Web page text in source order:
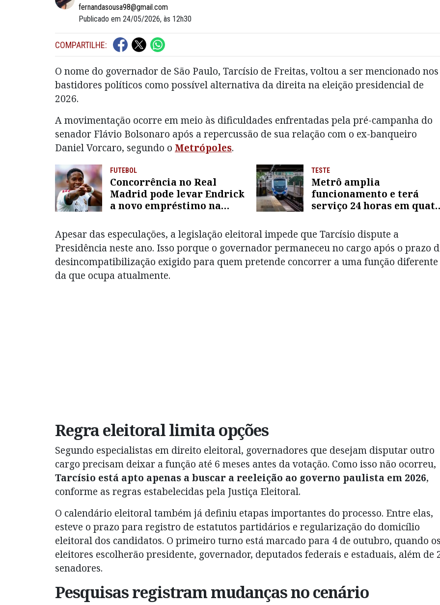
fernandasousa98@gmail.com
Publicado em 24/05/2026, às 12h30
COMPARTILHE:
O nome do governador de São Paulo, Tarcísio de Freitas, voltou a ser mencionado nos
bastidores políticos como possível alternativa da direita na eleição presidencial de
2026.
A movimentação ocorre em meio às dificuldades enfrentadas pela pré-campanha do
senador Flávio Bolsonaro após a repercussão de sua relação com o ex-banqueiro
Daniel Vorcaro, segundo o Metrópoles.
FUTEBOL
Concorrência no Real
Madrid pode levar Endrick
a novo empréstimo na
TESTE
Metrô amplia
funcionamento e terá
serviço 24 horas em
Apesar das especulações, a legislação eleitoral impede que Tarcísio dispute a
Presidência neste ano. Isso porque o governador permaneceu no cargo após o prazo
desincompatibilização exigido para quem pretende concorrer a uma função diferente
da que ocupa atualmente.
Regra eleitoral limita opções
Segundo especialistas em direito eleitoral, governadores que desejam disputar outro
cargo precisam deixar a função até 6 meses antes da votação. Como isso não ocorreu,
Tarcísio está apto apenas a buscar a reeleição ao governo paulista em 2026,
conforme as regras estabelecidas pela Justiça Eleitoral.
O calendário eleitoral também já definiu etapas importantes do processo. Entre elas,
esteve o prazo para registro de estatutos partidários e regularização do domicílio
eleitoral dos candidatos. O primeiro turno está marcado para 4 de outubro, quando
eleitores escolherão presidente, governador, deputados federais e estaduais, além de
senadores.
Pesquisas registram mudanças no cenário